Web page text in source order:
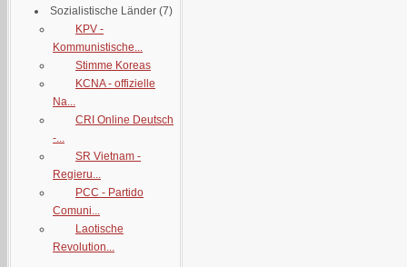
Sozialistische Länder (7)
KPV -
Kommunistische...
Stimme Koreas
KCNA - offizielle
Na...
CRI Online Deutsch
-...
SR Vietnam -
Regieru...
PCC - Partido
Comuni...
Laotische
Revolution...